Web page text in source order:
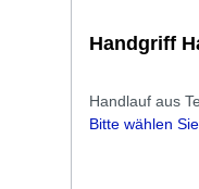
Handgriff
Handlauf aus
Bitte wählen